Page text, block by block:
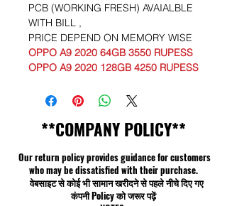
PCB (WORKING FRESH) AVAIALBLE
WITH BILL ,
PRICE DEPEND ON MEMORY WISE
OPPO A9 2020 64GB 3550 RUPESS
OPPO A9 2020 128GB 4250 RUPESS
**COMPANY POLICY**
Our return policy provides guidance for customers
who may be dissatisfied with their purchase.
वेबसाइट से कोई भी सामान खरीदने से पहले नीचे दिए गए
कंपनी Policy को जरूर पढ़ें